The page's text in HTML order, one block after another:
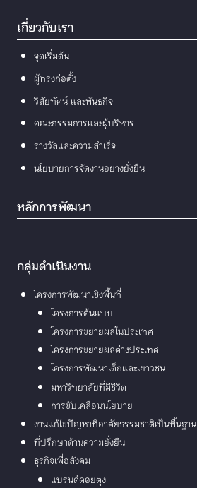
เกี่ยวกับเรา
จุดเริ่มต้น
ผู้ทรงก่อตั้ง
วิสัยทัศน์ และพันธกิจ
คณะกรรมการและผู้บริหาร
รางวัลและความสำเร็จ
นโยบายการจัดงานอย่างยั่งยืน
หลักการพัฒนา
กลุ่มดำเนินงาน
โครงการพัฒนาเชิงพื้นที่
โครงการต้นแบบ
โครงการขยายผลในประเทศ
โครงการขยายผลต่างประเทศ
โครงการพัฒนาเด็กและเยาวชน
มหาวิทยาลัยที่มีชีวิต
การขับเคลื่อนนโยบาย
งานแก้ไขปัญหาที่อาศัยธรรมชาติเป็นพื้นฐาน
ที่ปรึกษาด้านความยั่งยืน
ธุรกิจเพื่อสังคม
แบรนด์ดอยตุง